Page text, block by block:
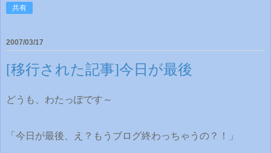
共有
2007/03/17
[移行された記事]今日が最後
どうも、わたっぽです～
「今日が最後、え？もうブログ終わっちゃうの？！」